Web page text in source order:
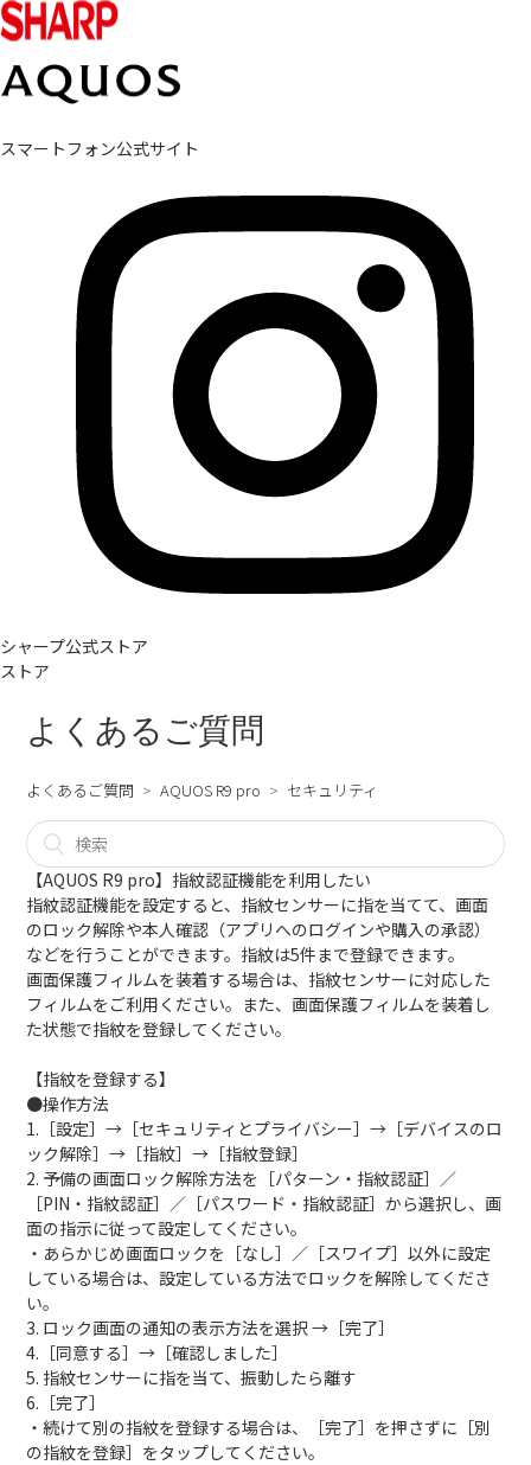
スマートフォン公式サイト
シャープ公式ストア
ストア
よくあるご質問
よくあるご質問 AQUOS R9 pro セキュリティ
【AQUOS R9 pro】指紋認証機能を利用したい
指紋認証機能を設定すると、指紋センサーに指を当てて、画面
のロック解除や本人確認（アプリへのログインや購入の承認）
などを行うことができます。指紋は5件まで登録できます。
画面保護フィルムを装着する場合は、指紋センサーに対応した
フィルムをご利用ください。また、画面保護フィルムを装着し
た状態で指紋を登録してください。
【指紋を登録する】
●操作方法
1.［設定］→［セキュリティとプライバシー］→［デバイスのロ
ック解除］→［指紋］→［指紋登録］
2. 予備の画面ロック解除方法を［パターン・指紋認証］／
［PIN・指紋認証］／［パスワード・指紋認証］から選択し、画
面の指示に従って設定してください。
・あらかじめ画面ロックを［なし］／［スワイプ］以外に設定
している場合は、設定している方法でロックを解除してくださ
い。
3. ロック画面の通知の表示方法を選択 →［完了］
4.［同意する］→［確認しました］
5. 指紋センサーに指を当て、振動したら離す
6.［完了］
・続けて別の指紋を登録する場合は、［完了］を押さずに［別
の指紋を登録］をタップしてください。